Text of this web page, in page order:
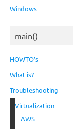
Windows
main()
HOWTO’s
What is?
Troubleshooting
Virtualization
AWS